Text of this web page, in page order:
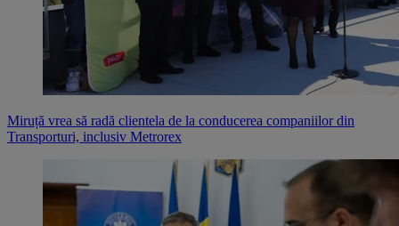
Miruță vrea să radă clientela de la conducerea companiilor din
Transporturi, inclusiv Metrorex